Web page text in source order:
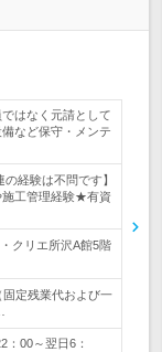
はなく元請として
など保守・メンテ
経験は不問です】
工管理経験★有資
クリエ所沢A館5階
固定残業代および一
：00～翌日6：